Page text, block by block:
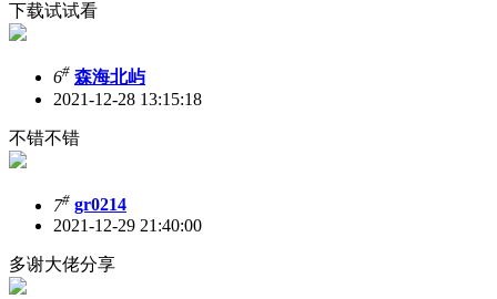
下载试试看
6# 森海北屿
2021-12-28 13:15:18
不错不错
7# gr0214
2021-12-29 21:40:00
多谢大佬分享